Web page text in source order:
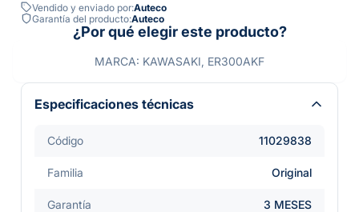
Vendido y enviado por:Auteco
Garantía del producto:Auteco
¿Por qué elegir este producto?
MARCA: KAWASAKI, ER300AKF
Especificaciones técnicas
Código 11029838
Familia Original
Garantía 3 MESES